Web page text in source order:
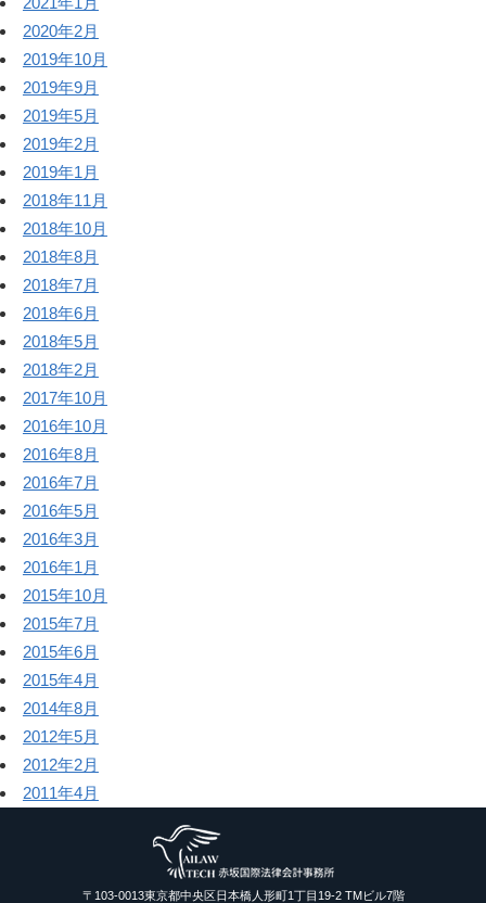
2020年2月
2019年10月
2019年9月
2019年5月
2019年2月
2019年1月
2018年11月
2018年10月
2018年8月
2018年7月
2018年6月
2018年5月
2018年2月
2017年10月
2016年10月
2016年8月
2016年7月
2016年5月
2016年3月
2016年1月
2015年10月
2015年7月
2015年6月
2015年4月
2014年8月
2012年5月
2012年2月
2011年4月
〒103-0013東京都中央区日本橋人形町1丁目19-2 TMビル7階